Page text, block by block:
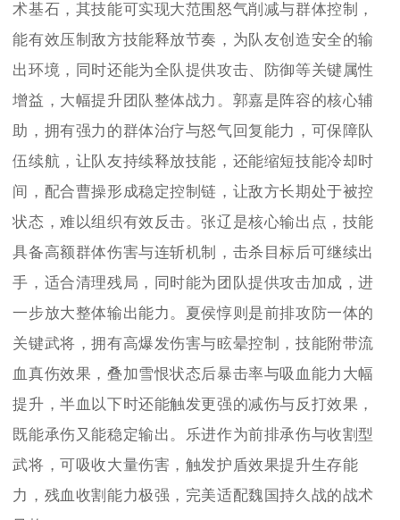
术基石，其技能可实现大范围怒气削减与群体控制，
能有效压制敌方技能释放节奏，为队友创造安全的输
出环境，同时还能为全队提供攻击、防御等关键属性
增益，大幅提升团队整体战力。郭嘉是阵容的核心辅
助，拥有强力的群体治疗与怒气回复能力，可保障队
伍续航，让队友持续释放技能，还能缩短技能冷却时
间，配合曹操形成稳定控制链，让敌方长期处于被控
状态，难以组织有效反击。张辽是核心输出点，技能
具备高额群体伤害与连斩机制，击杀目标后可继续出
手，适合清理残局，同时能为团队提供攻击加成，进
一步放大整体输出能力。夏侯惇则是前排攻防一体的
关键武将，拥有高爆发伤害与眩晕控制，技能附带流
血真伤效果，叠加雪恨状态后暴击率与吸血能力大幅
提升，半血以下时还能触发更强的减伤与反打效果，
既能承伤又能稳定输出。乐进作为前排承伤与收割型
武将，可吸收大量伤害，触发护盾效果提升生存能
力，残血收割能力极强，完美适配魏国持久战的战术